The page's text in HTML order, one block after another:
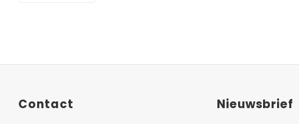
Contact Nieuwsbrief